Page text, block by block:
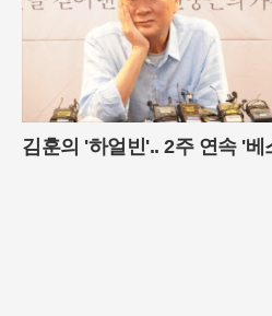
김훈의 '하얼빈'.. 2주 연속 '베